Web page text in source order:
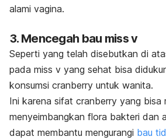
alami vagina.
3. Mencegah bau miss v
Seperti yang telah disebutkan di
pada miss v yang sehat bisa
konsumsi cranberry untuk wanita.
Ini karena sifat cranberry yang bisa
menyeimbangkan flora bakteri dan
dapat membantu mengurangi bau